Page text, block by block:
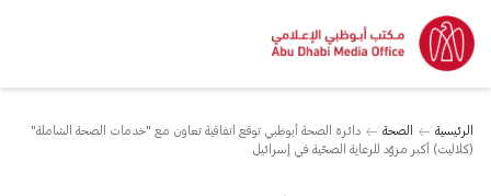
الرئيسية الصحة
دائرة الصحة أبوظبي توقع اتفاقية تعاون مع "خدمات الصحة الشاملة"
(كلاليت) أكبر مزوّد للرعاية الصحّية في إسرائيل